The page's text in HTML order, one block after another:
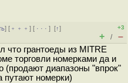
] [ ﹢﹢﹢] [ · · ·][↑]
+3
+ / –
что грантоеды из MITRE
торговли номерками да и
(продают диапазоны "впрок"
номерки)